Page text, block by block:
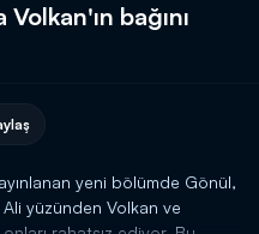
bağını
yeni bölümde Gönül,
yüzünden Volkan ve